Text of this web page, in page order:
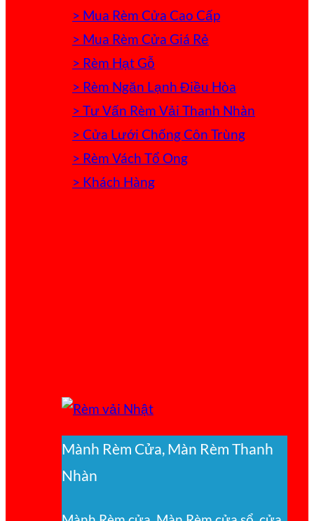
> Mua Rèm Cửa Cao Cấp
> Mua Rèm Cửa Giá Rẻ
> Rèm Hạt Gỗ
> Rèm Ngăn Lạnh Điều Hòa
> Tư Vấn Rèm Vải Thanh Nhàn
> Cửa Lưới Chống Côn Trùng
> Rèm Vách Tổ Ong
> Khách Hàng
Mành Rèm Cửa, Màn Rèm Thanh
Nhàn